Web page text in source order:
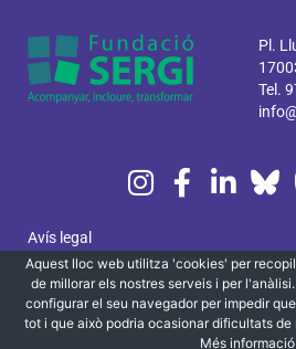
Pl.
Tel.
Avís legal
Política de privacitat i cookies
Canal ètic
Aquest lloc web utilitza 'cookies' per
de millorar els nostres serveis i per
configurar el seu navegador per impedir
tot i que això podria ocasionar dificultats
Més informació